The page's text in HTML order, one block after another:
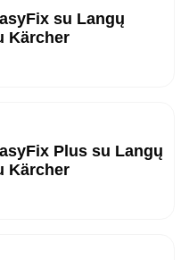
su Langų
Kärcher
Plus su Langų
Kärcher